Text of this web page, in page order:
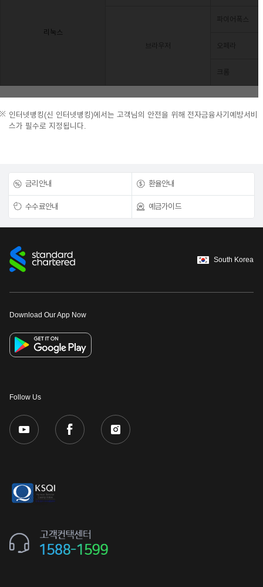
리눅스
브라우저
파이어폭스
오페라
크롬
인터넷뱅킹(신 인터넷뱅킹)에서는 고객님의 안전을 위해 전자금융사기예방서비
스가 필수로 지정됩니다.
금리안내 환율안내
수수료안내 예금가이드
South Korea
Download Our App Now
Follow Us